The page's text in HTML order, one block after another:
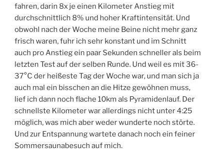
fahren, darin 8x je einen Kilometer Anstieg mit
durchschnittlich 8% und hoher Kraftintensität. Und
obwohl nach der Woche meine Beine nicht mehr ganz
frisch waren, fuhr ich sehr konstant und im Schnitt
auch pro Anstieg ein paar Sekunden schneller als beim
letzten Test auf der selben Runde. Und weil es mit 36-
37°C der heißeste Tag der Woche war, und man sich ja
auch mal ein bisschen an die Hitze gewöhnen muss,
lief ich dann noch flache 10km als Pyramidenlauf. Der
schnellste Kilometer war allerdings nicht unter 4:25
möglich, was mich aber weder wunderte noch störte.
Und zur Entspannung wartete danach noch ein feiner
Sommersaunabesuch auf mich.